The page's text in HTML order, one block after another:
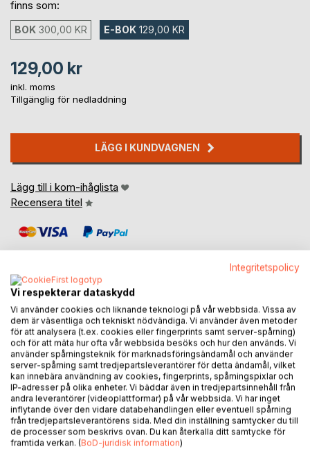
finns som:
BOK 300,00 KR E-BOK 129,00 KR
129,00 kr
inkl. moms
Tillgänglig för nedladdning
LÄGG I KUNDVAGNEN
Lägg till i kom-ihåglista
Recensera titel
BESKRIVNING
Jag tror inte att det går att namnge ett ögonblick eller ett
datum för när de första orden leddes från huvudet genom
handen för att antecknas på ett papper. Det vore nog för
ambitiöst att säga att man föds till något. I min värld
förefaller det snarare som att allt bestod av ett namn, något
jag behövde ropa på, kalla till mig eller helt enkelt namnge
för att be det vänta på mig. Orden är en del av ett behov av
att finna uttryck, att fortsätta namnge skeenden inom mig
Integritetspolicy
Vi respekterar dataskydd
Vi använder cookies och liknande teknologi på vår webbsida. Vissa av
dem är väsentliga och tekniskt nödvändiga. Vi använder även metoder
för att analysera (t.ex. cookies eller fingerprints samt server-spårning)
och för att mäta hur ofta vår webbsida besöks och hur den används. Vi
använder spårningsteknik för marknadsföringsändamål och använder
server-spårning samt tredjepartsleverantörer för detta ändamål, vilket
kan innebära användning av cookies, fingerprints, spårningspixlar och
IP-adresser på olika enheter. Vi bäddar även in tredjepartsinnehåll från
andra leverantörer (videoplattformar) på vår webbsida. Vi har inget
inflytande över den vidare databehandlingen eller eventuell spårning
från tredjepartsleverantörens sida. Med din inställning samtycker du till
de processer som beskrivs ovan. Du kan återkalla ditt samtycke för
framtida verkan. (BoD-juridisk information)